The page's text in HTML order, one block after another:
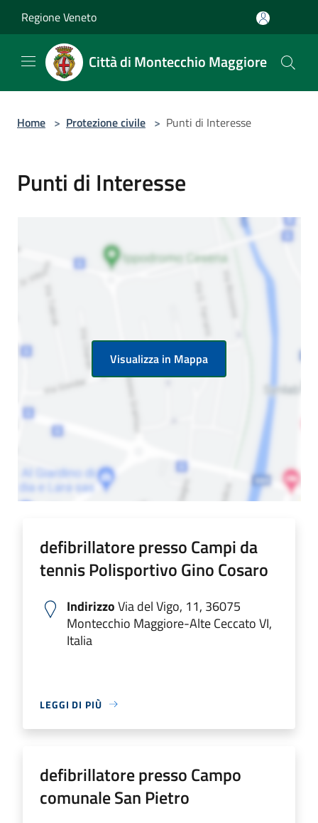
Regione Veneto
Città di Montecchio Maggiore
Home > Protezione civile > Punti di Interesse
Punti di Interesse
Visualizza in Mappa
defibrillatore presso Campi da
tennis Polisportivo Gino Cosaro
IndirizzoVia del Vigo, 11, 36075
Montecchio Maggiore-Alte Ceccato VI,
Italia
LEGGI DI PIÙ
defibrillatore presso Campo
comunale San Pietro